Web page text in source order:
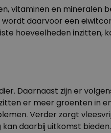
vitaminen en mineralen
daarvoor een
hoeveelheden inzitten,
Daarnaast zijn er
er meer groenten in
Verder zorgt
daarbij uitkomst bieden.